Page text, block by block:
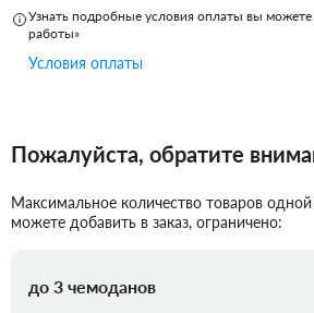
Узнать подробные условия оплаты вы
работы»
Условия оплаты
Пожалуйста, обратите
Максимальное количество товаров
можете добавить в заказ, ограничено:
до 3 чемоданов